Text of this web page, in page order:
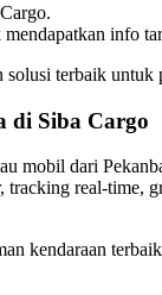
info
terbaik untuk
di Siba Cargo
dari
real-time,
kendaraan